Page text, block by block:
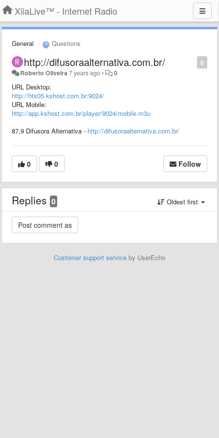
XiiaLive™ - Internet Radio
General Questions
0
http://difusoraalternativa.com.br/
Roberto Oliveira 7 years ago• 0
URL Desktop:
http://hts05.kshost.com.br:9024/
URL Mobile:
http://app.kshost.com.br/player/9024/mobile.m3u
87,9 Difusora Alternativa - http://difusoraalternativa.com.br/
0 0 Follow
Replies 0 Oldest first
Customer support service by UserEcho